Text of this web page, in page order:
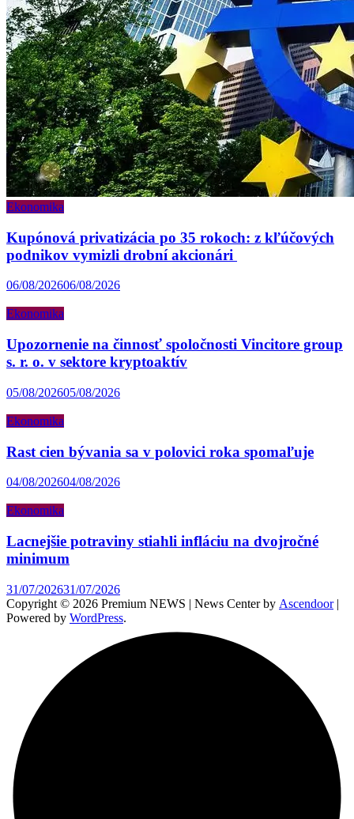
Ekonomika
Kupónová privatizácia po 35 rokoch: z kľúčových
podnikov vymizli drobní akcionári
06/08/202606/08/2026
Ekonomika
Upozornenie na činnosť spoločnosti Vincitore group
s. r. o. v sektore kryptoaktív
05/08/202605/08/2026
Ekonomika
Rast cien bývania sa v polovici roka spomaľuje
04/08/202604/08/2026
Ekonomika
Lacnejšie potraviny stiahli infláciu na dvojročné
minimum
31/07/202631/07/2026
Copyright © 2026 Premium NEWS | News Center by Ascendoor|
Powered by WordPress.